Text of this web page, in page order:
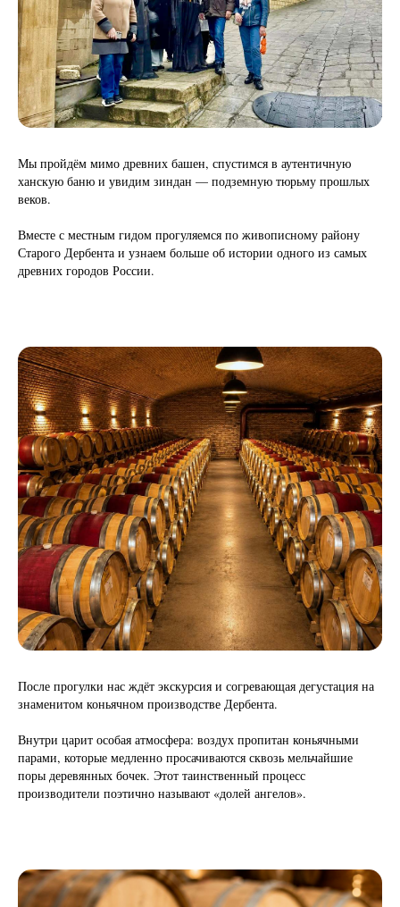
Мы пройдём мимо древних башен, спустимся в аутентичную
ханскую баню и увидим зиндан — подземную тюрьму прошлых
веков.
Вместе с местным гидом прогуляемся по живописному району
Старого Дербента и узнаем больше об истории одного из самых
древних городов России.
После прогулки нас ждёт экскурсия и согревающая дегустация на
знаменитом коньячном производстве Дербента.
Внутри царит особая атмосфера: воздух пропитан коньячными
парами, которые медленно просачиваются сквозь мельчайшие
поры деревянных бочек. Этот таинственный процесс
производители поэтично называют «долей ангелов».